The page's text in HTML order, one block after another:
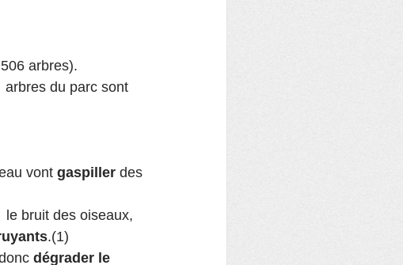
arbres).
arbres du parc sont
vont gaspiller des
.(1)
dégrader le